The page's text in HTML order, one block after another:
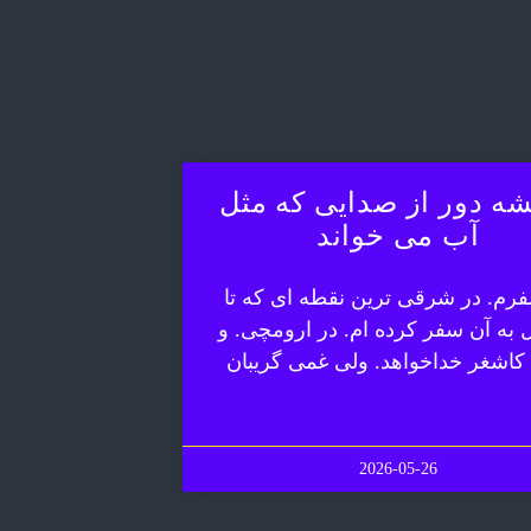
دور از صدایی که مثل
آب می خواند
در شرقی ترین نقطه ای که تا
به آن سفر کرده ام. در ارومچی. و
کاشغر خداخواهد. ولی غمی گریبان
2026-05-26